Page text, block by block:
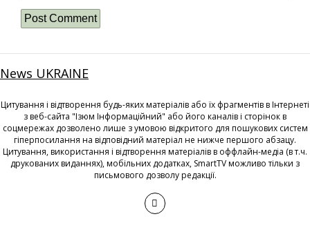
News UKRAINE
Цитування і відтворення будь-яких матеріалів або їх фрагментів в Інтернеті
з веб-сайта "Ізюм Інформаційний" або його каналів і сторінок в
соцмережах дозволено лише з умовою відкритого для пошукових систем
гіперпосилання на відповідний матеріал не нижче першого абзацу.
Цитування, використання і відтворення матеріалів в оффлайн-медіа (в т.ч.
друкованих виданнях), мобільних додатках, SmartTV можливо тільки з
письмового дозволу редакції.